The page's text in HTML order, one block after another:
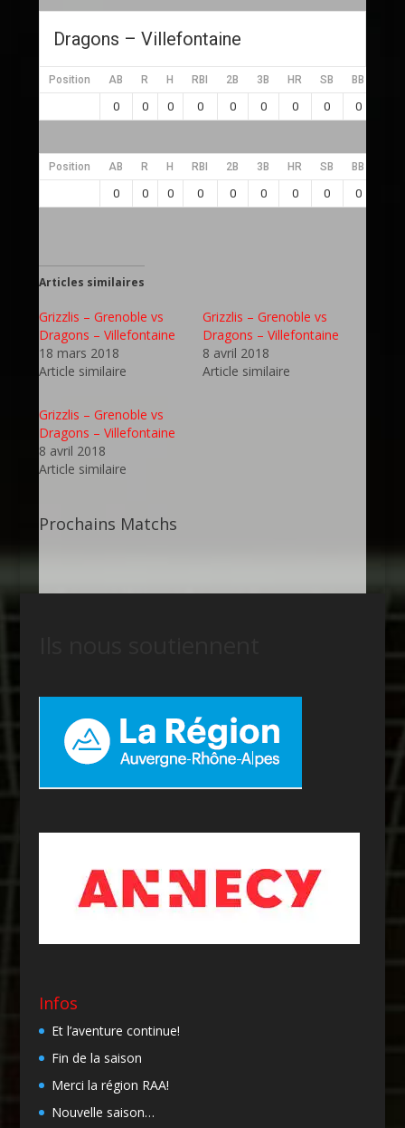
Dragons – Villefontaine
Position AB R H RBI 2B 3B HR SB BB
0 0 0 0 0 0 0 0 0
Position AB R H RBI 2B 3B HR SB BB
0 0 0 0 0 0 0 0 0
Articles similaires
Grizzlis – Grenoble vs
Dragons – Villefontaine
18 mars 2018
Article similaire
Grizzlis – Grenoble vs
Dragons – Villefontaine
8 avril 2018
Article similaire
Grizzlis – Grenoble vs
Dragons – Villefontaine
8 avril 2018
Article similaire
Prochains Matchs
Infos
Et l’aventure continue!
Fin de la saison
Merci la région RAA!
Nouvelle saison…